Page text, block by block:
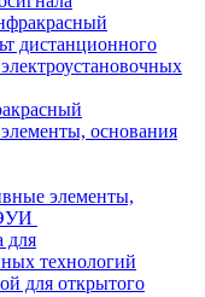
дистанционного
основания
элементы,
для
технологий
для открытого